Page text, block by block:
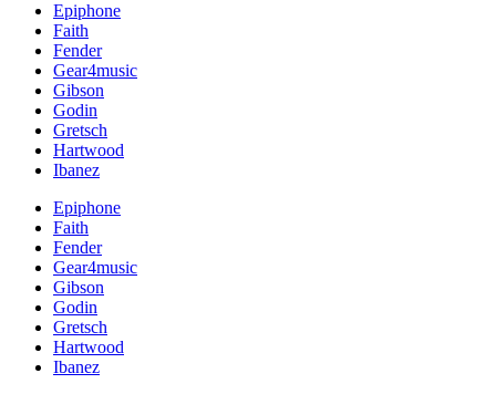
Epiphone
Faith
Fender
Gear4music
Gibson
Godin
Gretsch
Hartwood
Ibanez
Epiphone
Faith
Fender
Gear4music
Gibson
Godin
Gretsch
Hartwood
Ibanez